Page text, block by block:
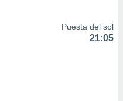
Puesta del sol
21:05